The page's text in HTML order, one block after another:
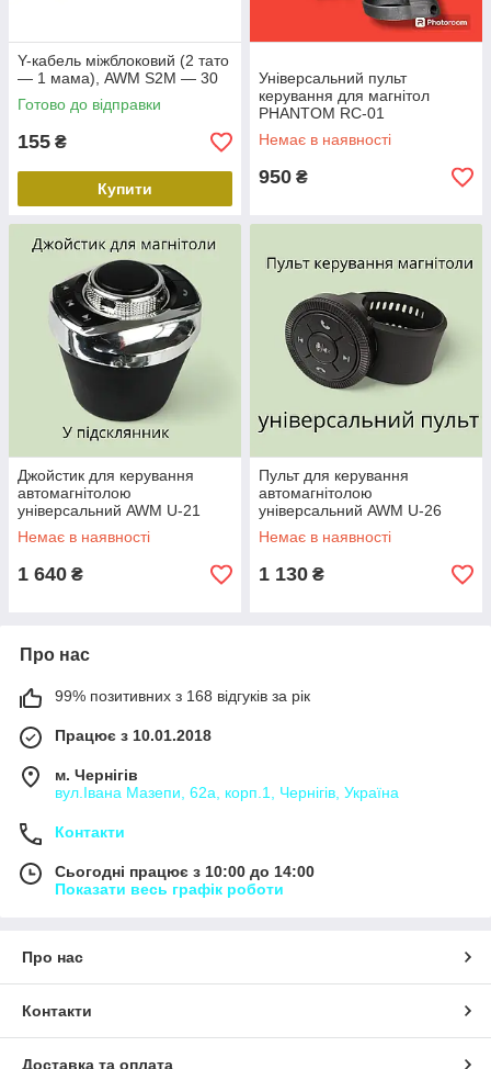
Y-кабель міжблоковий (2 тато
— 1 мама), AWM S2M — 30
Готово до відправки
155 ₴
Купити
Універсальний пульт
керування для магнітол
PHANTOM RC-01
Немає в наявності
950 ₴
Джойстик для керування
автомагнітолою
універсальний AWM U-21
Немає в наявності
1 640 ₴
Пульт для керування
автомагнітолою
універсальний AWM U-26
Немає в наявності
1 130 ₴
Про нас
99% позитивних з 168 відгуків за рік
Працює з 10.01.2018
м. Чернігів
вул.Івана Мазепи, 62а, корп.1, Чернігів, Україна
Контакти
Сьогодні працює з 10:00 до 14:00
Показати весь графік роботи
Про нас
Контакти
Доставка та оплата